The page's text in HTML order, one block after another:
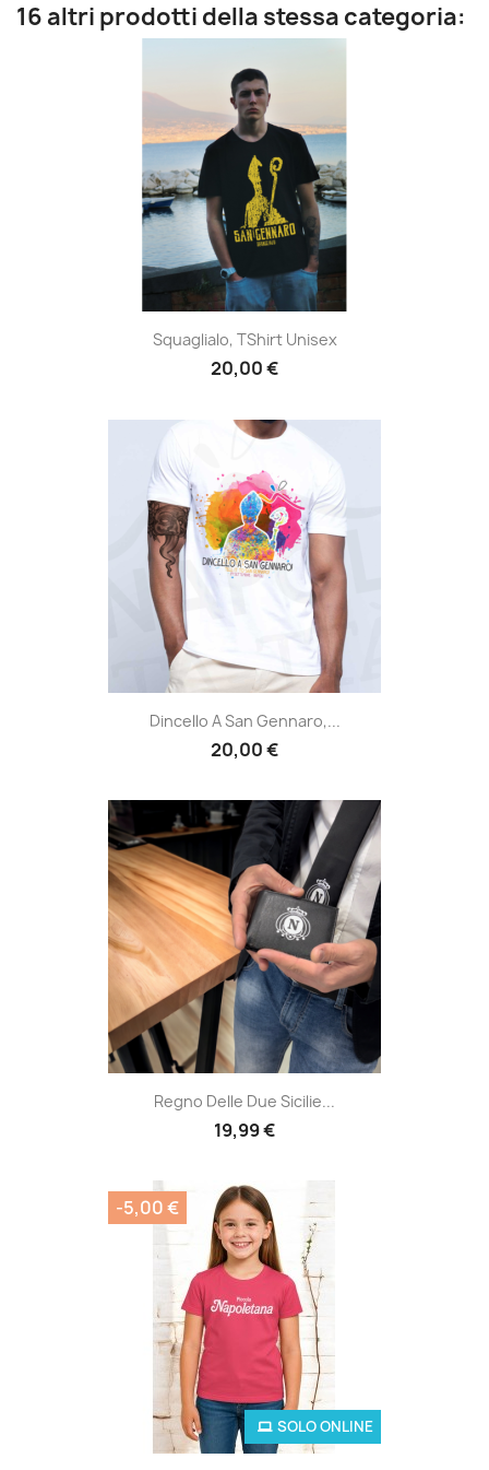
16 altri prodotti della stessa categoria:
Squaglialo, TShirt Unisex
20,00 €
Dincello A San Gennaro,...
20,00 €
Regno Delle Due Sicilie...
19,99 €
SOLO ONLINE
-5,00 €